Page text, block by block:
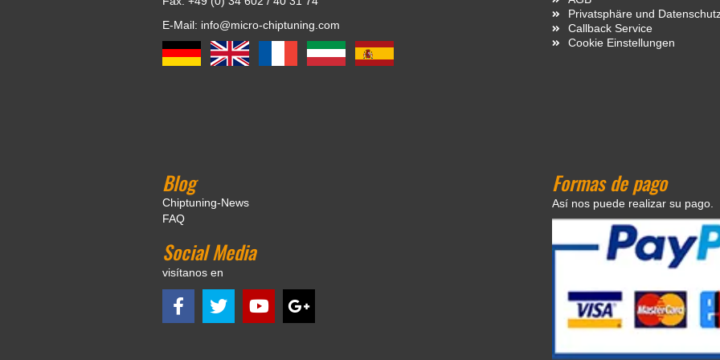
E-Mail: info@micro-chiptuning.com
Privatsphäre und
Callback Service
Cookie Einstellungen
Blog
Chiptuning-News
FAQ
Social Media
visítanos en
Formas de pago
Así nos puede realizar su pago.